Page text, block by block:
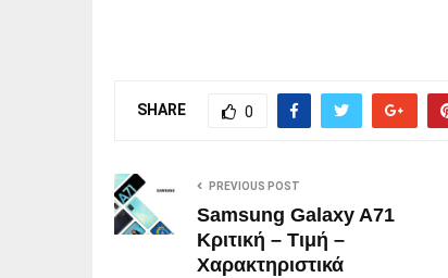
SHARE 0
PREVIOUS POST
Samsung Galaxy A71
Κριτική – Τιμή –
Χαρακτηριστικά